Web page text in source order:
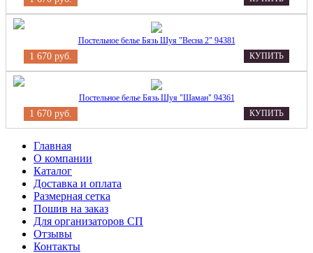
Постельное белье Бязь Шуя "Весна 2" 94381
1 670 руб. КУПИТЬ
Постельное белье Бязь Шуя "Шаман" 94361
1 670 руб. КУПИТЬ
Главная
О компании
Каталог
Доставка и оплата
Размерная сетка
Пошив на заказ
Для организаторов СП
Отзывы
Контакты